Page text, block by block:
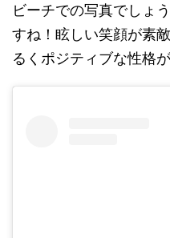
ビーチでの写真でしょ
すね！眩しい笑顔が素
るくポジティブな性格